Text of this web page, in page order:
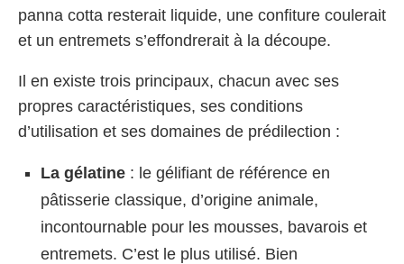
panna cotta resterait liquide, une confiture coulerait
et un entremets s’effondrerait à la découpe.
Il en existe trois principaux, chacun avec ses
propres caractéristiques, ses conditions
d’utilisation et ses domaines de prédilection :
La gélatine : le gélifiant de référence en
pâtisserie classique, d’origine animale,
incontournable pour les mousses, bavarois et
entremets. C’est le plus utilisé. Bien